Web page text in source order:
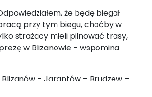
że będę biegał
przy tym biegu, choćby w
strażacy mieli pilnować trasy,
w Blizanowie – wspomina
– Jarantów – Brudzew –